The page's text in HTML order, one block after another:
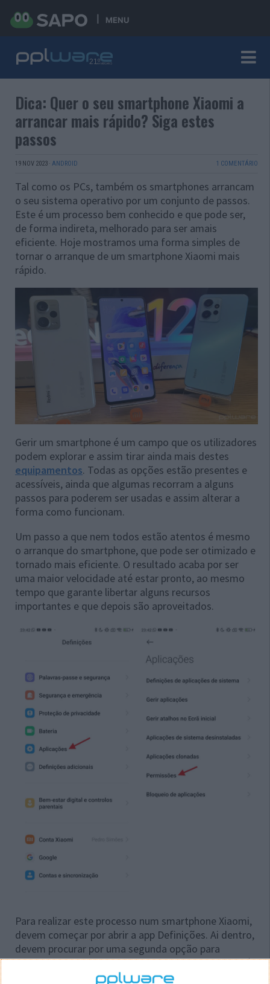
MENU
Dica: Quer o seu smartphone Xiaomi a
arrancar mais rápido? Siga estes
passos
19 NOV 2023 · ANDROID 1 COMENTÁRIO
Tal como os PCs, também os smartphones arrancam
o seu sistema operativo por um conjunto de passos.
Este é um processo bem conhecido e que pode ser,
de forma indireta, melhorado para ser amais
eficiente. Hoje mostramos uma forma simples de
tornar o arranque de um smartphone Xiaomi mais
rápido.
Gerir um smartphone é um campo que os utilizadores
podem explorar e assim tirar ainda mais destes
equipamentos. Todas as opções estão presentes e
acessíveis, ainda que algumas recorram a alguns
passos para poderem ser usadas e assim alterar a
forma como funcionam.
Um passo a que nem todos estão atentos é mesmo
o arranque do smartphone, que pode ser otimizado e
tornado mais eficiente. O resultado acaba por ser
uma maior velocidade até estar pronto, ao mesmo
tempo que garante libertar alguns recursos
importantes e que depois são aproveitados.
Para realizar este processo num smartphone Xiaomi,
devem começar por abrir a app Definições. Ai dentro,
devem procurar por uma segunda opção para
avançar. Falamos da entrada "Permissões", que será
o caminho lógico a ser seguido pelos utilizadores.